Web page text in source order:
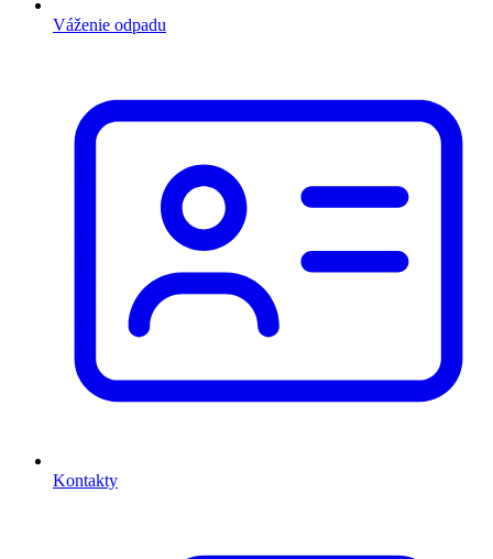
Váženie odpadu
Kontakty